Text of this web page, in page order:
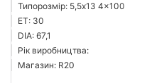
Типорозмір: 5,5x13 4x100
ET: 30
DIA: 67,1
Рік виробництва:
Магазин: R20